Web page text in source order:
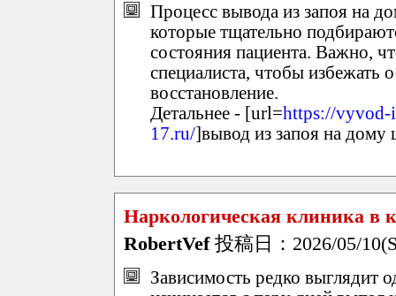
Процесс вывода из запоя на
которые тщательно
состояния пациента. Важно,
специалиста, чтобы избежать
восстановление.
Детальнее - [url=https://vyvod-
17.ru/]вывод из запоя на дому
Наркологическая клиника в
RobertVef投稿日：2026/05/
Зависимость редко выглядит